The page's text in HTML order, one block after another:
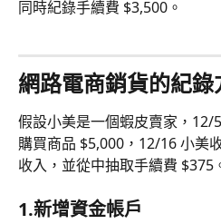
同時紀錄手續費 $3,500。
網路電商銷貨的紀錄
假設小美是一個蝦皮賣家，12/
購買商品 $5,000，12/16 小美
收入，並從中抽取手續費 $375
1.新增資金帳戶